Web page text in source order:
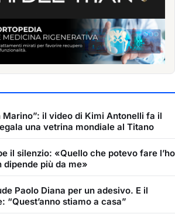
Marino”: il video di Kimi Antonelli fa il
una vetrina mondiale al Titano
il silenzio: «Quello che potevo fare l’ho
dipende più da me»
Paolo Diana per un adesivo. E il
“Quest’anno stiamo a casa”